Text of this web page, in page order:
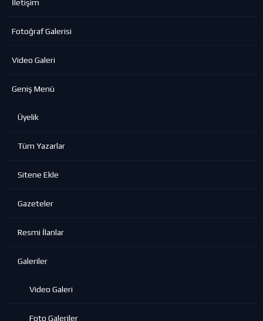
İletişim
Fotoğraf Galerisi
Video Galeri
Geniş Menü
Üyelik
Tüm Yazarlar
Sitene Ekle
Gazeteler
Resmi İlanlar
Galeriler
Video Galeri
Foto Galeriler